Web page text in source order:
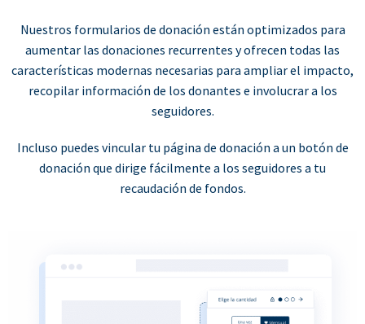
Nuestros formularios de donación están optimizados para
aumentar las donaciones recurrentes y ofrecen todas las
características modernas necesarias para ampliar el impacto,
recopilar información de los donantes e involucrar a los
seguidores.
Incluso puedes vincular tu página de donación a un botón de
donación que dirige fácilmente a los seguidores a tu
recaudación de fondos.